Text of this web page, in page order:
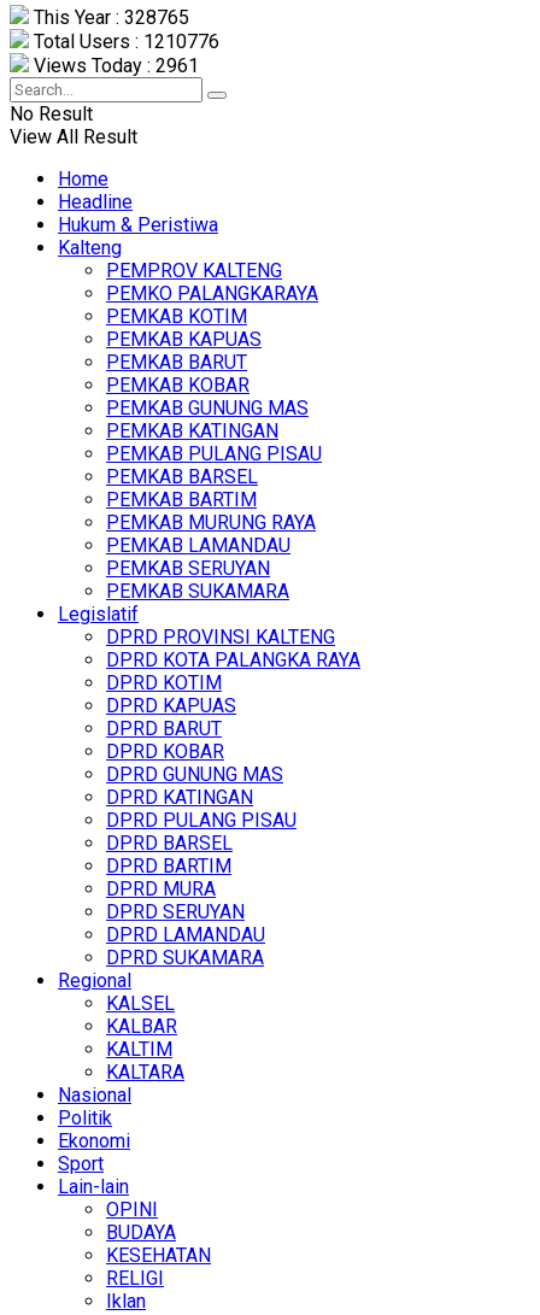
This Year : 328765
Total Users : 1210776
Views Today : 2961
No Result
View All Result
Home
Headline
Hukum & Peristiwa
Kalteng
PEMPROV KALTENG
PEMKO PALANGKARAYA
PEMKAB KOTIM
PEMKAB KAPUAS
PEMKAB BARUT
PEMKAB KOBAR
PEMKAB GUNUNG MAS
PEMKAB KATINGAN
PEMKAB PULANG PISAU
PEMKAB BARSEL
PEMKAB BARTIM
PEMKAB MURUNG RAYA
PEMKAB LAMANDAU
PEMKAB SERUYAN
PEMKAB SUKAMARA
Legislatif
DPRD PROVINSI KALTENG
DPRD KOTA PALANGKA RAYA
DPRD KOTIM
DPRD KAPUAS
DPRD BARUT
DPRD KOBAR
DPRD GUNUNG MAS
DPRD KATINGAN
DPRD PULANG PISAU
DPRD BARSEL
DPRD BARTIM
DPRD MURA
DPRD SERUYAN
DPRD LAMANDAU
DPRD SUKAMARA
Regional
KALSEL
KALBAR
KALTIM
KALTARA
Nasional
Politik
Ekonomi
Sport
Lain-lain
OPINI
BUDAYA
KESEHATAN
RELIGI
Iklan